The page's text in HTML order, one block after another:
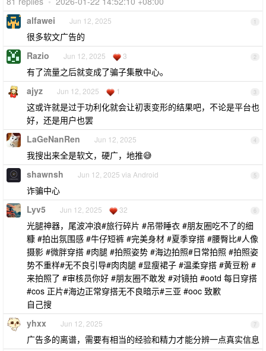
1
alfawei Jun 12, 2025
很多软文广告的
2
Razio Jun 12, 2025 3
有了流量之后就变成了骗子集散中心。
3
ajyz Jun 12, 2025 1
这或许就是过于功利化就会让初衷变形的结果吧，不论是平台也
好，还是用户也罢
4
LaGeNanRen Jun 12, 2025
我搜出来全是软文，硬广，地推😅
5
shawnsh Jun 12, 2025 via Android
诈骗中心
6
Lyv5 Jun 12, 2025 32
光腿神器，尾波冲浪#旅行碎片 #吊带睡衣 #朋友圈吃不了的细
糠 #拍出氛围感 #牛仔短裤 #完美身材 #夏季穿搭 #腰臀比#人像
摄影 #微胖穿搭 #肉腿 #拍照姿势 #海边拍照#日常拍照 #拍照姿
势不重样#无不良引导#肉肉腿 #显瘦裙子 #温柔穿搭 #黄豆粉 #
来拍照了 #审核员你好 #朋友圈不敢发 #对镜拍 #ootd 每日穿搭
#cos 正片#海边正常穿搭无不良暗示#三亚 #ooc 致歉
自己搜
7
yhxx Jun 12, 2025
广告多的离谱，需要有相当的经验和精力才能分辨一点真实信息